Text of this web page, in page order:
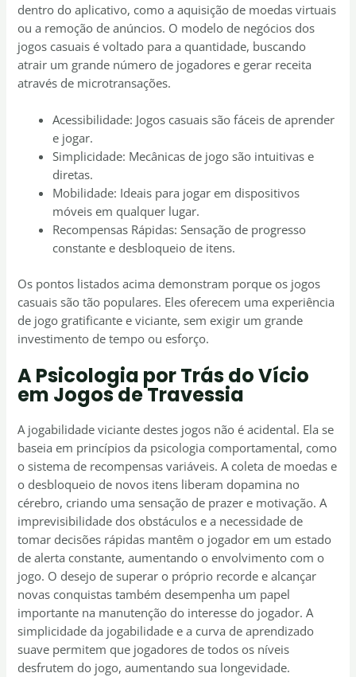
dentro do aplicativo, como a aquisição de moedas virtuais
ou a remoção de anúncios. O modelo de negócios dos
jogos casuais é voltado para a quantidade, buscando
atrair um grande número de jogadores e gerar receita
através de microtransações.
Acessibilidade: Jogos casuais são fáceis de aprender
e jogar.
Simplicidade: Mecânicas de jogo são intuitivas e
diretas.
Mobilidade: Ideais para jogar em dispositivos
móveis em qualquer lugar.
Recompensas Rápidas: Sensação de progresso
constante e desbloqueio de itens.
Os pontos listados acima demonstram porque os jogos
casuais são tão populares. Eles oferecem uma experiência
de jogo gratificante e viciante, sem exigir um grande
investimento de tempo ou esforço.
A Psicologia por Trás do Vício
em Jogos de Travessia
A jogabilidade viciante destes jogos não é acidental. Ela se
baseia em princípios da psicologia comportamental, como
o sistema de recompensas variáveis. A coleta de moedas e
o desbloqueio de novos itens liberam dopamina no
cérebro, criando uma sensação de prazer e motivação. A
imprevisibilidade dos obstáculos e a necessidade de
tomar decisões rápidas mantêm o jogador em um estado
de alerta constante, aumentando o envolvimento com o
jogo. O desejo de superar o próprio recorde e alcançar
novas conquistas também desempenha um papel
importante na manutenção do interesse do jogador. A
simplicidade da jogabilidade e a curva de aprendizado
suave permitem que jogadores de todos os níveis
desfrutem do jogo, aumentando sua longevidade.